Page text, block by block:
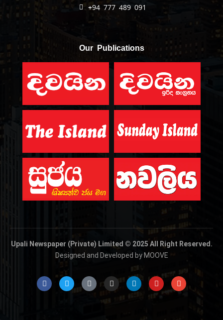
+94 777 489 091
Our Publications
Upali Newspaper (Private) Limited © 2025 All Right Reserved.
Designed and Developed by MOOVE